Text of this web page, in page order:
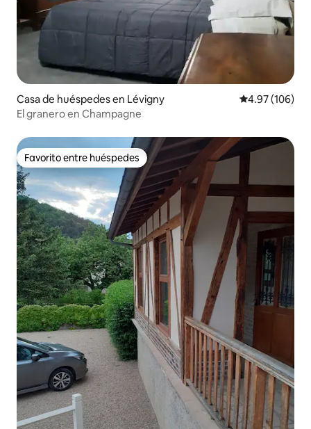
Casa de huéspedes en Lévigny Calificación
4.97 (106)
El granero en Champagne
Favorito entre huéspedes
Favorito entre huéspedes